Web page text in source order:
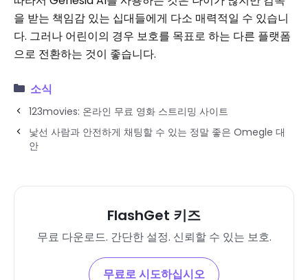
을 받는 책임감 있는 십대들에게 다소 매력적일 수 있습니
다. 그러나 어린이의 경우 보호를 목표로 하는 다른 플랫폼
으로 전환하는 것이 좋습니다.
소식
123movies: 온라인 무료 영화 스트리밍 사이트
낯선 사람과 안전하게 채팅할 수 있는 정말 좋은 Omegle 대
안
FlashGet 키즈
무료 다운로드. 간단한 설정. 신뢰할 수 있는 보호.
무료로 시도하십시오